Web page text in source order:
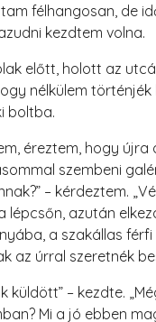
félhangosan, de
kezdtem volna.
előtt, holott az
nélkülem
boltba.
éreztem, hogy
szembeni
– kérdeztem.
lépcsőn, azután
a szakállas
az úrral szeretnék
küldött” – kezdte.
Mi a jó ebben